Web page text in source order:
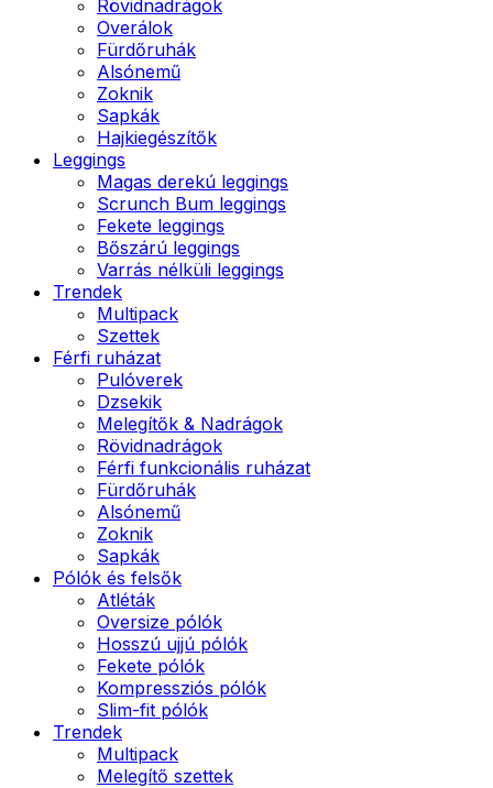
Rövidnadrágok
Overálok
Fürdőruhák
Alsónemű
Zoknik
Sapkák
Hajkiegészítők
Leggings
Magas derekú leggings
Scrunch Bum leggings
Fekete leggings
Bőszárú leggings
Varrás nélküli leggings
Trendek
Multipack
Szettek
Férfi ruházat
Pulóverek
Dzsekik
Melegítők & Nadrágok
Rövidnadrágok
Férfi funkcionális ruházat
Fürdőruhák
Alsónemű
Zoknik
Sapkák
Pólók és felsők
Atléták
Oversize pólók
Hosszú ujjú pólók
Fekete pólók
Kompressziós pólók
Slim-fit pólók
Trendek
Multipack
Melegítő szettek